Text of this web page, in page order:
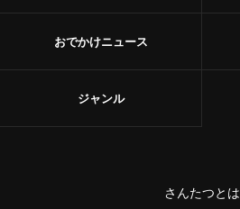
おでかけニュース
ジャンル
さんたつとは